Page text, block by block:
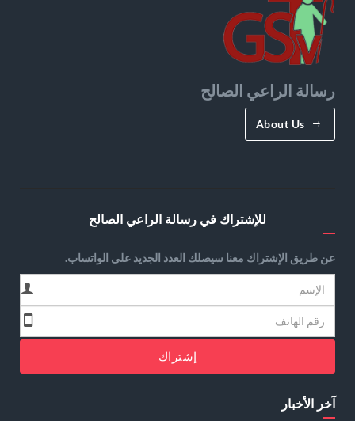
رسالة الراعي الصالح
About Us
للإشتراك في رسالة الراعي الصالح
عن طريق الإشتراك معنا سيصلك العدد الجديد على الواتساب.
إشتراك
آخر الأخبار